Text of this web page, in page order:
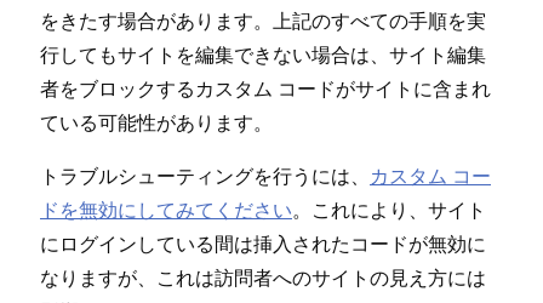
をきたす場合があります⁠。上記のすべての手順を実
行してもサイトを編集できない場合は⁠、サイト編集
者をブロ⁠ックするカスタム コ⁠ードがサイトに含まれ
ている可能性があります⁠。
トラブルシ⁠ュ⁠ーテ⁠ィングを行うには⁠、 カスタム コ⁠ー
ドを無効にしてみてください⁠。これにより⁠、サイト
にログインしている間は挿入されたコ⁠ードが無効に
なりますが⁠、これは訪問者へのサイトの見え方には